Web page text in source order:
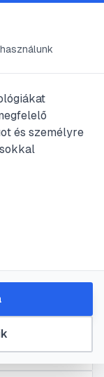
és
labdát! Ez
a helyes
és
és személyre